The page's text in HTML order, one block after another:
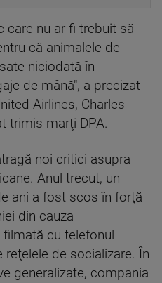
care nu ar fi trebuit să
că animalele de
niciodată în
de mână", a precizat
Airlines, Charles
trimis marţi DPA.
noi critici asupra
Anul trecut, un
ani a fost scos în forţă
din cauza
cu telefonul
reţelele de socializare. În
generalizate, compania